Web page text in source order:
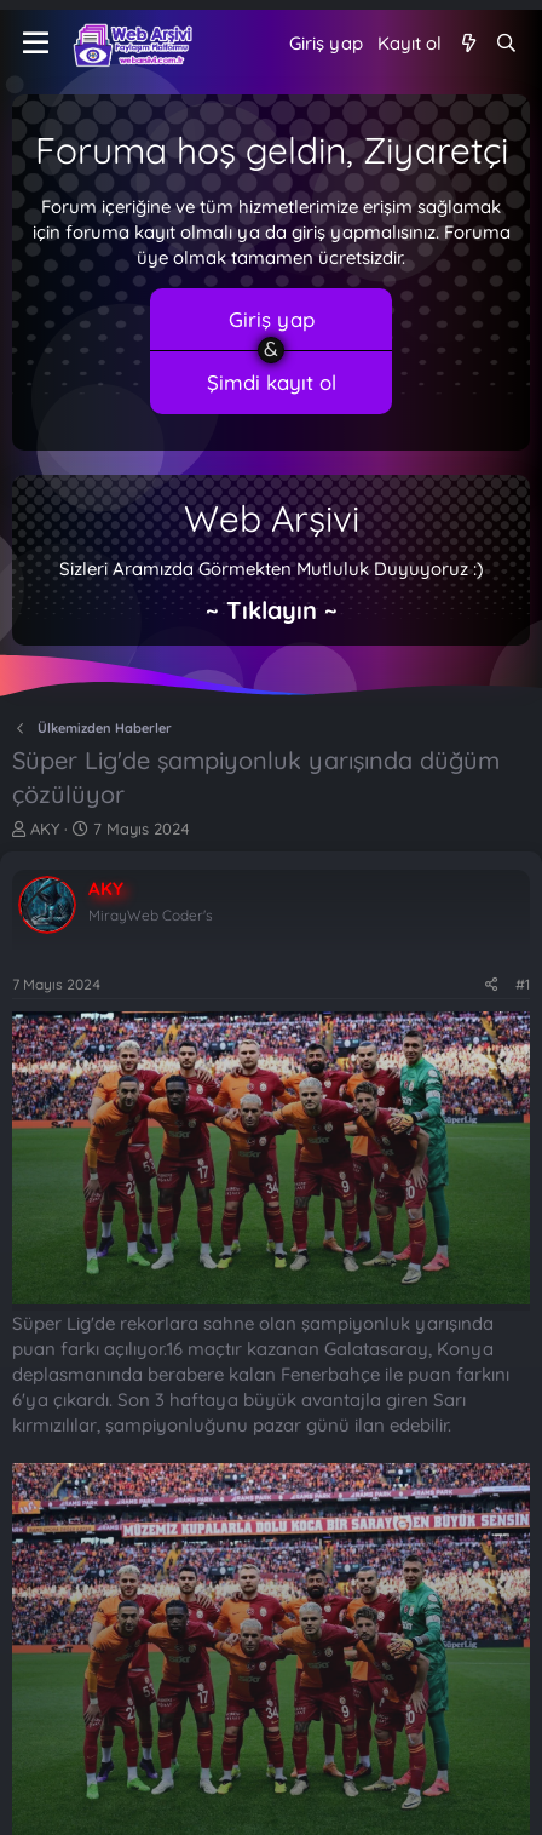
Giriş yap Kayıt ol
Foruma hoş geldin, Ziyaretçi
Forum içeriğine ve tüm hizmetlerimize erişim sağlamak
için foruma kayıt olmalı ya da giriş yapmalısınız. Foruma
üye olmak tamamen ücretsizdir.
Giriş yap
Şimdi kayıt ol
Web Arşivi
Sizleri Aramızda Görmekten Mutluluk Duyuyoruz :)
~ Tıklayın ~
Ülkemizden Haberler
Süper Lig'de şampiyonluk yarışında düğüm
çözülüyor
K
b
u
y
b
ş
l
a
t
a
n
AKY
B
l
a
ı
t
a
r
i
h
i
7 Mayıs 2024
AKY
MirayWeb Coder's
7 Mayıs 2024 #1
Süper Lig'de rekorlara sahne olan şampiyonluk yarışında
puan farkı açılıyor.16 maçtır kazanan Galatasaray, Konya
deplasmanında berabere kalan Fenerbahçe ile puan farkını
6'ya çıkardı. Son 3 haftaya büyük avantajla giren Sarı
kırmızılılar, şampiyonluğunu pazar günü ilan edebilir.